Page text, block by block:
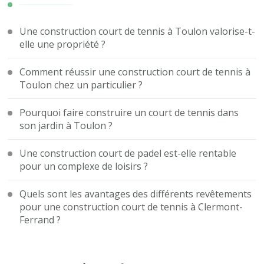
Une construction court de tennis à Toulon valorise-t-
elle une propriété ?
Comment réussir une construction court de tennis à
Toulon chez un particulier ?
Pourquoi faire construire un court de tennis dans
son jardin à Toulon ?
Une construction court de padel est-elle rentable
pour un complexe de loisirs ?
Quels sont les avantages des différents revêtements
pour une construction court de tennis à Clermont-
Ferrand ?